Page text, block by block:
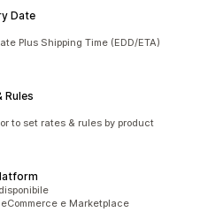
Date
Plus Shipping Time (EDD/ETA)
Rules
to set rates & rules by product
e Marketplace